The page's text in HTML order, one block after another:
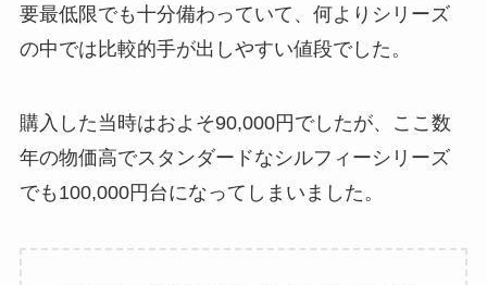
要最低限でも十分備わっていて、何よりシリーズ
の中では比較的手が出しやすい値段でした。
購入した当時はおよそ90,000円でしたが、ここ数
年の物価高でスタンダードなシルフィーシリーズ
でも100,000円台になってしまいました。